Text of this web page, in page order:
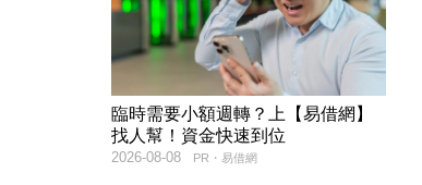
臨時需要小額週轉？上【易借網】
找人幫！資金快速到位
PR・易借網
2026-08-08